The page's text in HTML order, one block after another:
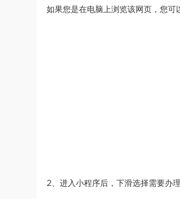
如果您是在电脑上浏览该网页，您可
2、进入小程序后，下滑选择需要办